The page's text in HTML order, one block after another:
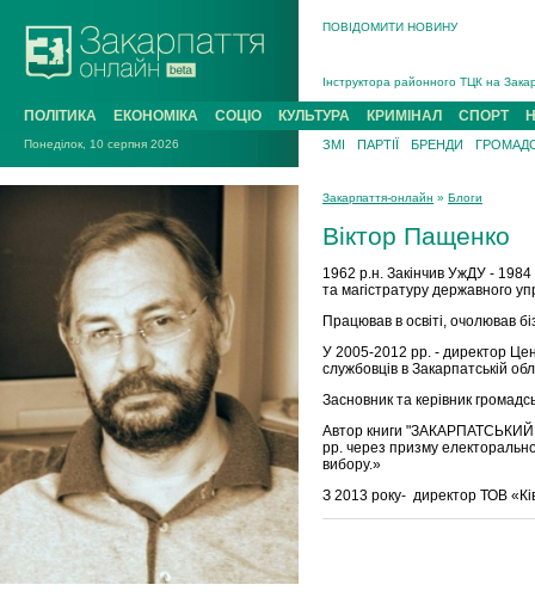
ПОВІДОМИТИ НОВИНУ
Інструктора районного ТЦК на
В Ужгороді попрощаються із
В Ужгороді 5 серпня
Підтвердили загибель захисника
На війні загинув 26-річний
ПОЛІТИКА ЕКОНОМІКА СОЦІО КУЛЬТУРА КРИМІНАЛ СПОРТ
Понеділок, 10 серпня 2026 ЗМІ ПАРТІЇ БРЕНДИ
Закарпаття-онлайн » Блоги
Віктор Пащенко
1962 р.н. Закінчив УжДУ - 1984
та магістратуру державного
Працював в освіті, очолював
У 2005-2012 рр. - директор
службовців в Закарпатській
Засновник та керівник
Автор книги "ЗАКАРПАТСЬКИЙ
рр. через призму
вибору.»
З 2013 року- директор ТОВ